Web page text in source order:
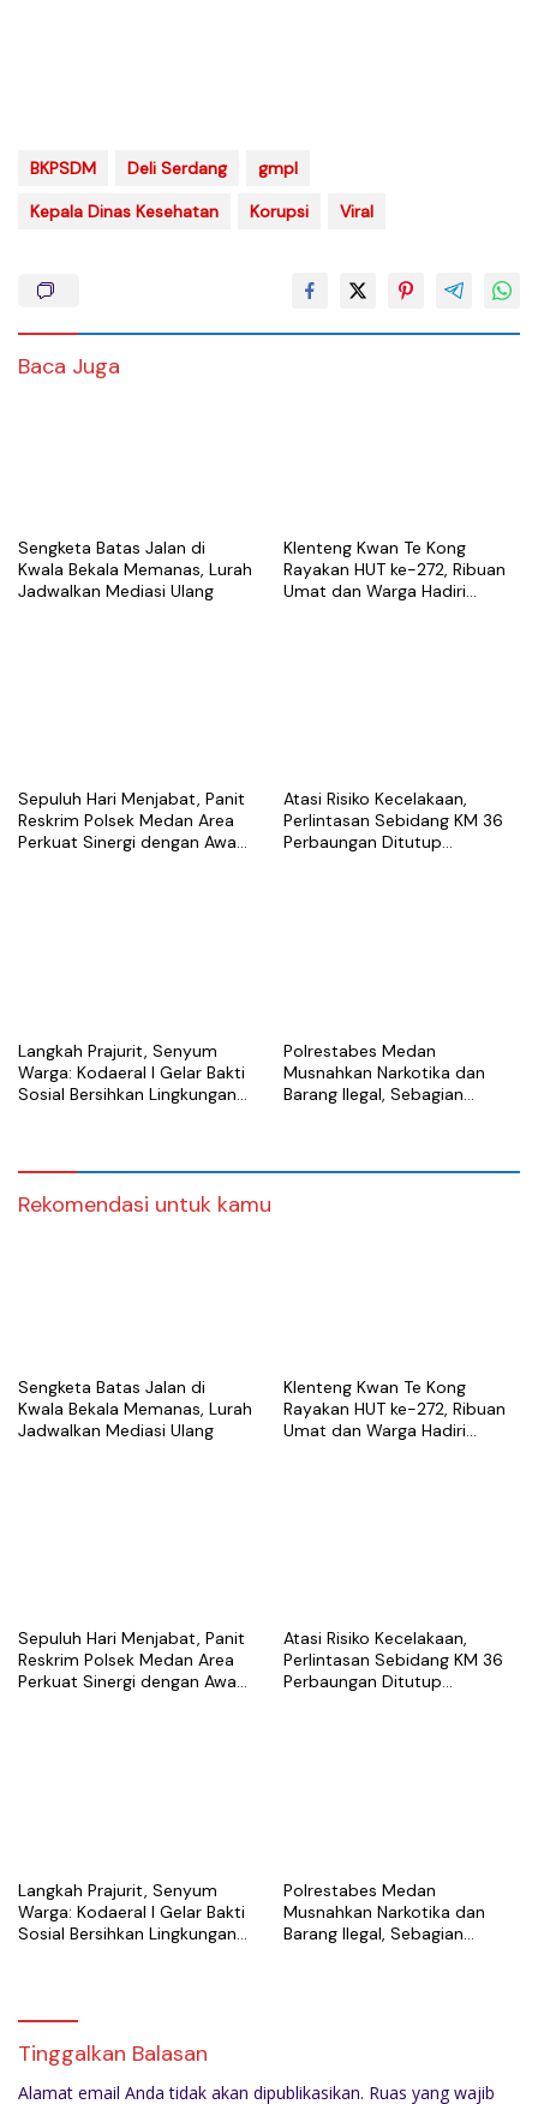
BKPSDM Deli Serdang
gmpl
Kepala Dinas Kesehatan
Korupsi Viral
Baca Juga
Sengketa Batas Jalan di
Kwala Bekala Memanas, Lurah
Jadwalkan Mediasi Ulang
Klenteng Kwan Te Kong
Rayakan HUT ke-272, Ribuan
Umat dan Warga Hadiri
Sepuluh Hari Menjabat, Panit
Reskrim Polsek Medan Area
Perkuat Sinergi dengan Awak
Atasi Risiko Kecelakaan,
Perlintasan Sebidang KM 36
Perbaungan Ditutup
Langkah Prajurit, Senyum
Warga: Kodaeral I Gelar Bakti
Sosial Bersihkan Lingkungan
Polrestabes Medan
Musnahkan Narkotika dan
Barang Ilegal, Sebagian
Rekomendasi untuk kamu
Sengketa Batas Jalan di
Kwala Bekala Memanas, Lurah
Jadwalkan Mediasi Ulang
Klenteng Kwan Te Kong
Rayakan HUT ke-272, Ribuan
Umat dan Warga Hadiri
Sepuluh Hari Menjabat, Panit
Reskrim Polsek Medan Area
Perkuat Sinergi dengan Awak
Atasi Risiko Kecelakaan,
Perlintasan Sebidang KM 36
Perbaungan Ditutup
Langkah Prajurit, Senyum
Warga: Kodaeral I Gelar Bakti
Sosial Bersihkan Lingkungan
Polrestabes Medan
Musnahkan Narkotika dan
Barang Ilegal, Sebagian
Tinggalkan Balasan
Alamat email Anda tidak akan dipublikasikan. Ruas yang wajib